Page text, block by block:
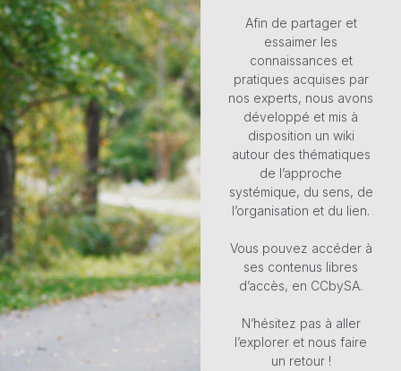
Afin de partager et
essaimer les
connaissances et
pratiques acquises par
nos experts, nous avons
développé et mis à
disposition un wiki
autour des thématiques
de l’approche
systémique, du sens, de
l’organisation et du lien.
Vous pouvez accéder à
ses contenus libres
d’accès, en CCbySA.
N’hésitez pas à aller
l’explorer et nous faire
un retour !